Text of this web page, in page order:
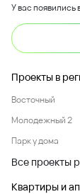
У вас появились
Проекты в
Восточный
Молодежный 2
Парк у дома
Все проекты
Квартиры и